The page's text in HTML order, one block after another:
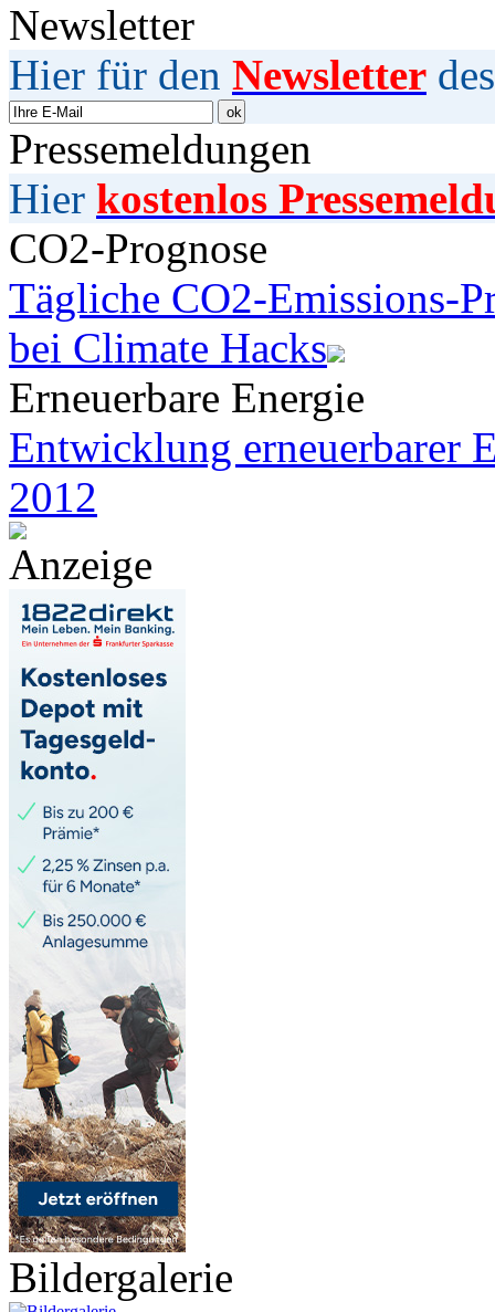
Newsletter
Hier für den Newsletter
Pressemeldungen
Hier kostenlos
CO2-Prognose
Tägliche CO2-Emissions-
bei Climate Hacks
Erneuerbare Energie
Entwicklung erneuerbarer
2012
Anzeige
Bildergalerie